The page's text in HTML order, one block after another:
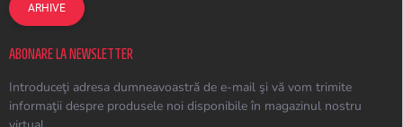
ARHIVE
ABONARE LA NEWSLETTER
Introduceţi adresa dumneavoastră de e-mail şi vă vom trimite
informaţii despre produsele noi disponibile în magazinul nostru